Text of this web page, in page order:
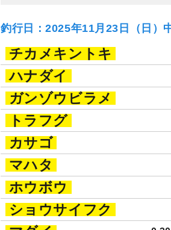
釣行日：2025年11月23日（日）
チカメキントキ
ハナダイ
ガンゾウビラメ
トラフグ
カサゴ
マハタ
ホウボウ
ショウサイフク